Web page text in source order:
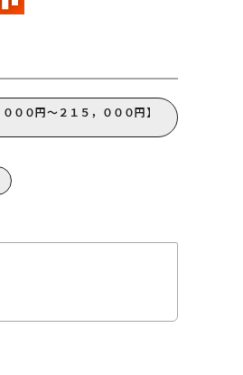
０円～２１５，０００円】